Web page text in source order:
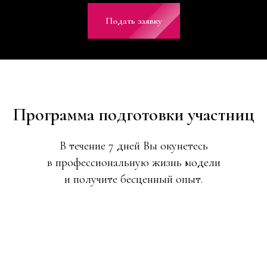
Подать заявку
Программа подготовки участниц
В течение 7 дней Вы окунетесь
в профессиональную жизнь модели
и получите бесценный опыт.